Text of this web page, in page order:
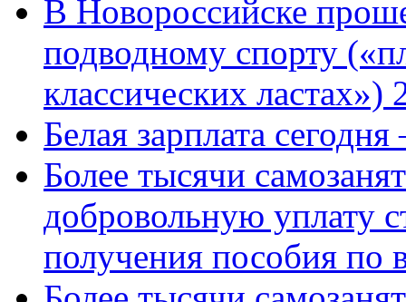
В Новороссийске
подводному спорту
классических ластах»)
Белая зарплата
Более тысячи
добровольную уплату
получения пособия по